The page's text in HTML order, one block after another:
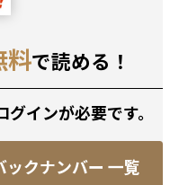
料で読める！
インが必要です。
ックナンバー 一覧